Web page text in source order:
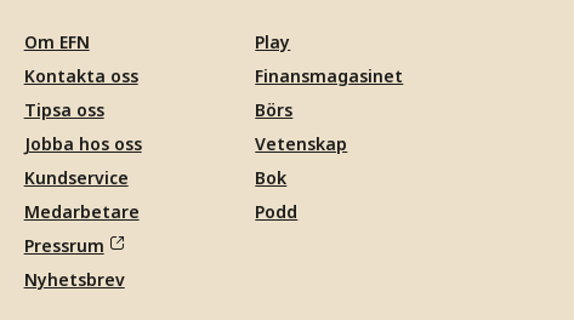
Om EFN
Kontakta oss
Tipsa oss
Jobba hos oss
Kundservice
Medarbetare
Pressrum
Nyhetsbrev
Play
Finansmagasinet
Börs
Vetenskap
Bok
Podd